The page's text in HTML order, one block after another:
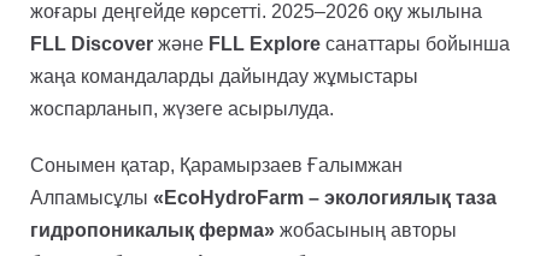
жоғары деңгейде көрсетті. 2025–2026 оқу жылына
FLL Discover және FLL Explore санаттары бойынша
жаңа командаларды дайындау жұмыстары
жоспарланып, жүзеге асырылуда.
Сонымен қатар, Қарамырзаев Ғалымжан
Алпамысұлы «EcoHydroFarm – экологиялық таза
гидропоникалық ферма» жобасының авторы